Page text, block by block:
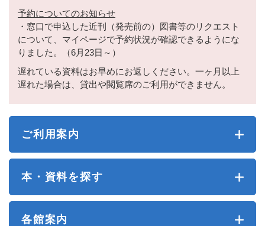
予約についてのお知らせ
・窓口で申込した近刊（発売前の）図書等のリクエスト
について、マイページで予約状況が確認できるようにな
りました。（6月23日～）
遅れている資料はお早めにお返しください。一ヶ月以上
遅れた場合は、貸出や閲覧席のご利用ができません。
ご利用案内
本・資料を探す
各館案内